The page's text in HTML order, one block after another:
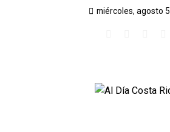
miércoles, agosto 5